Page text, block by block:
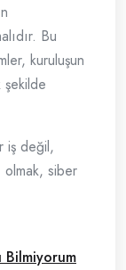
Bu
kuruluşun
iş değil,
olmak, siber
Bilmiyorum